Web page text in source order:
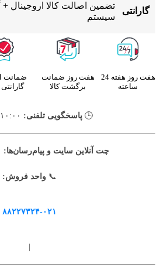
گارانتی
تضمین اصالت کالا اروجینال
سیستم
هفت روز هفته 24
ساعته
هفت روز ضمانت
برگشت کالا
ضمانت
گارانتی
🕒 پاسخگویی تلفنی:
چت آنلاین سایت و پیام‌رسان‌ها:
📞واحد فروش:
۸۸۲۲۷۳۲۴-۰۲۱